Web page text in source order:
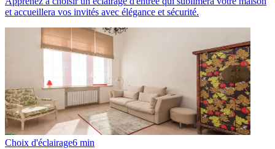
et accueillera vos invités avec élégance et sécurité.
Choix d'éclairage6 min